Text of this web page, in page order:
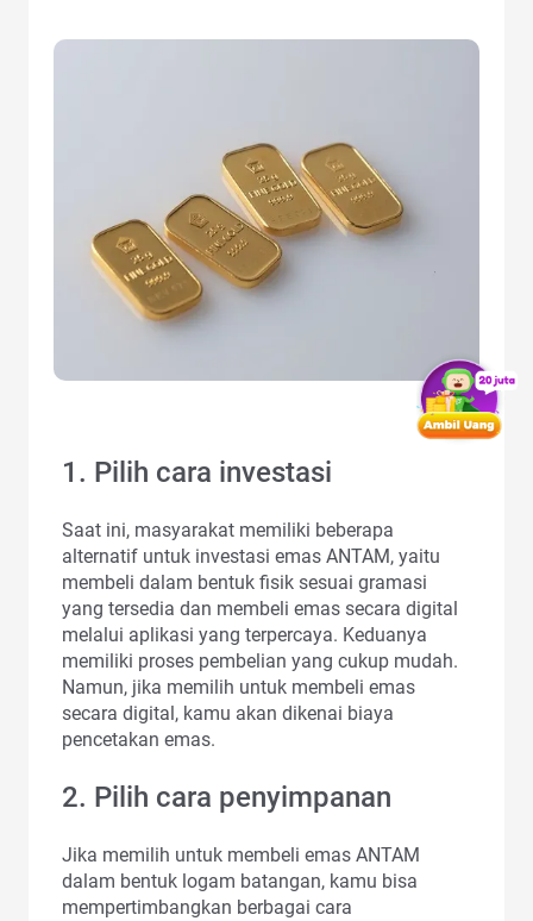
1. Pilih cara investasi
Saat ini, masyarakat memiliki beberapa
alternatif untuk investasi emas ANTAM, yaitu
membeli dalam bentuk fisik sesuai gramasi
yang tersedia dan membeli emas secara digital
melalui aplikasi yang terpercaya. Keduanya
memiliki proses pembelian yang cukup mudah.
Namun, jika memilih untuk membeli emas
secara digital, kamu akan dikenai biaya
pencetakan emas.
2. Pilih cara penyimpanan
Jika memilih untuk membeli emas ANTAM
dalam bentuk logam batangan, kamu bisa
mempertimbangkan berbagai cara